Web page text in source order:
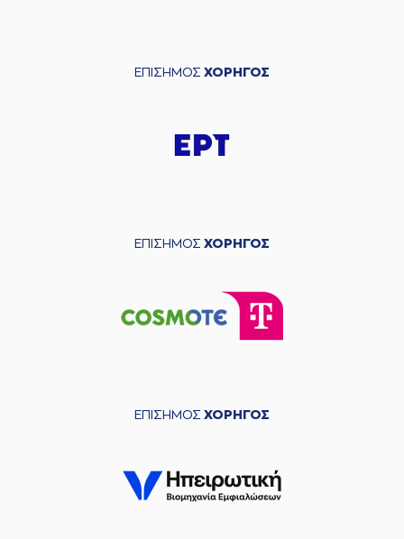
ΕΠΙΣΗΜΟΣ ΧΟΡΗΓΟΣ
ΕΠΙΣΗΜΟΣ ΧΟΡΗΓΟΣ
ΕΠΙΣΗΜΟΣ ΧΟΡΗΓΟΣ